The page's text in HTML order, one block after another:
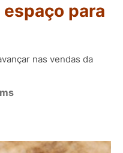
para
nas vendas da